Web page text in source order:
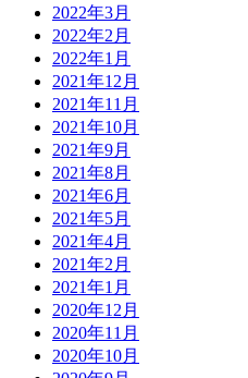
2022年3月
2022年2月
2022年1月
2021年12月
2021年11月
2021年10月
2021年9月
2021年8月
2021年6月
2021年5月
2021年4月
2021年2月
2021年1月
2020年12月
2020年11月
2020年10月